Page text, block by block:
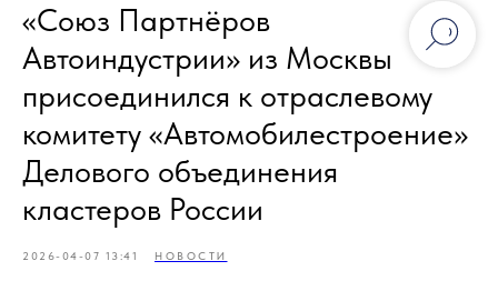
«Союз Партнёров
Автоиндустрии» из Москвы
присоединился к отраслевому
комитету «Автомобилестроение»
Делового объединения
кластеров России
2026-04-07 13:41 НОВОСТИ